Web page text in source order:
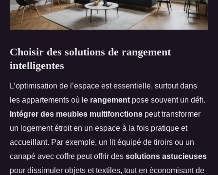
Choisir des solutions de rangement
intelligentes
L’optimisation de l’espace est essentielle, surtout dans
les appartements où le rangement pose souvent un défi.
Intégrer des meubles multifonctions peut transformer
un logement étroit en un espace à la fois pratique et
accueillant. Par exemple, un lit équipé de tiroirs ou un
canapé avec coffre peut offrir des solutions astucieuses
pour dissimuler objets et textiles, tout en économisant de